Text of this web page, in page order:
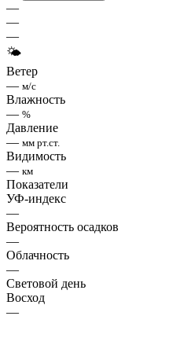
—
—
—
🌤
Ветер
— м/с
Влажность
— %
Давление
— мм рт.ст.
Видимость
— км
Показатели
УФ-индекс
—
Вероятность осадков
—
Облачность
—
Световой день
Восход
—